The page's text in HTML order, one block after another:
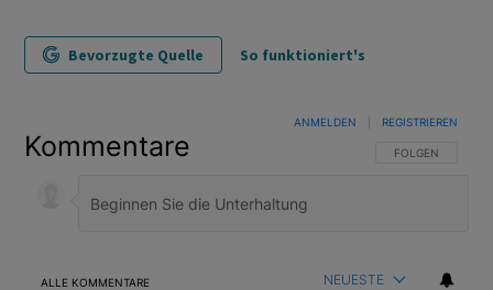
Bevorzugte Quelle So funktioniert's
Kommentare FOLGE DIESER
FOLGEN
ANMELDEN REGISTRIEREN
ALLE KOMMENTARE NEUESTE